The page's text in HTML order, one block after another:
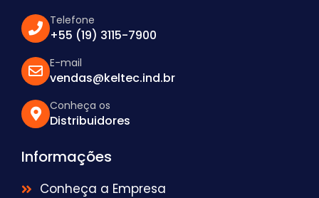
Telefone
+55 (19) 3115-7900
E-mail
vendas@keltec.ind.br
Conheça os
Distribuidores
Informações
Conheça a Empresa